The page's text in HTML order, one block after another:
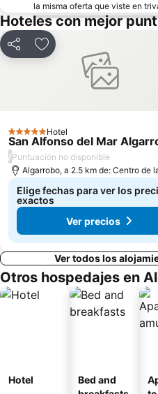
Iglesia Santa Teresita
Arco Británico
Parque Italia
Museo de Arqueologia e Historia Francisco Fonck
la misma oferta que viste en
Hoteles con mejor
CompartirAgregar a favoritos
5 EstrellasHotel
San Alfonso del Mar
/Puntuación no disponible
Algarrobo, a 2.5 km de: Centro de
Elige fechas para ver los
exactos
Ver precios
Ver todos los
Otros hospedajes en
Hotel
Bed and